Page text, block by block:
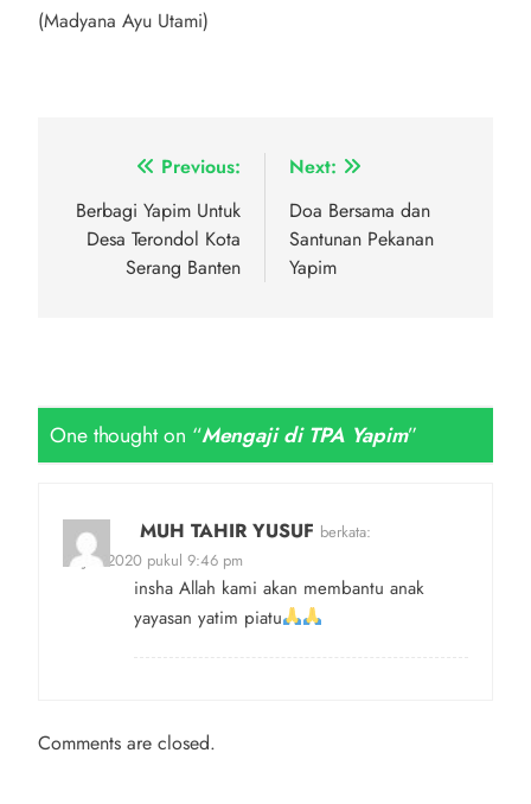
(Madyana Ayu Utami)
Navigasi
pos
Previous:
Berbagi Yapim Untuk
Desa Terondol Kota
Serang Banten
Next:
Doa Bersama dan
Santunan Pekanan
Yapim
One thought on “Mengaji di TPA Yapim”
MUH TAHIR YUSUF berkata:
16 Juli 2020 pukul 9:46 pm
insha Allah kami akan membantu anak
yayasan yatim piatu
Comments are closed.